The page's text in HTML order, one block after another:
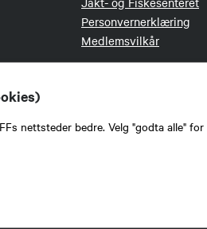
nettsteder bedre. Velg "godta alle" for
Personvernerklæring
Medlemsvilkår
Fiskerforbund (NJFF) er landets eneste
om jakt og fiske i Norge. Vi er en partipolitisk
tilsluttet Norges Jeger- og Fiskerforbund har ansvar for